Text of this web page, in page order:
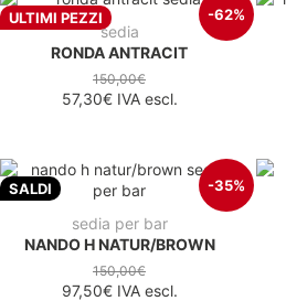
ULTIMI PEZZI -62%
sedia
RONDA ANTRACIT
150,00€
57,30€IVA escl.
SALDI -35%
sedia per bar
NANDO H NATUR/BROWN
150,00€
97,50€IVA escl.